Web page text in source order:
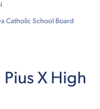
Catholic School Board
X High